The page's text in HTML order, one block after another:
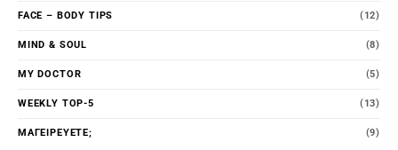
FACE – BODY TIPS (12)
MIND & SOUL (8)
MY DOCTOR (5)
WEEKLY TOP-5 (13)
ΜΑΓΕΙΡΕΎΕΤΕ; (9)